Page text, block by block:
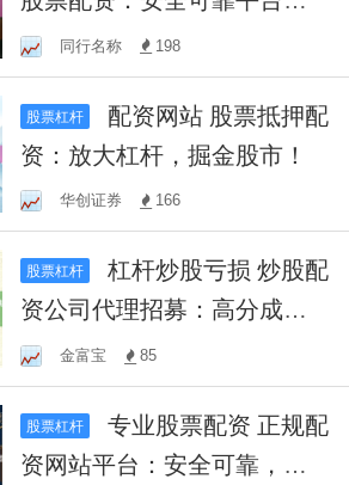
荐，助您把握投资机遇！
同行名称 198
股票杠杆
资：放大杠杆，掘金股市！
华创证券 166
股票杠杆
杠杆炒股亏损 炒股配
资公司代理招募：高分成，
共赢未来！
金富宝 85
股票杠杆
专业股票配资 正规配
资网站平台：安全可靠，助